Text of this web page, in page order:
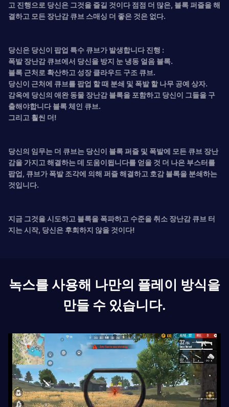
고 진행으로 당신은 그것을 즐길 것이다 점점 더 많은, 블록 퍼즐을 해
결하고 모든 장난감 큐브 스매싱 더 좋은 것은 없다.
당신은 당신이 팝업 특수 큐브가 발생합니다 진행 :
폭발 장난감 큐브에서 당신을 방지 눈 냉동 얼음 블록.
블록 근처로 확산하고 성장 클라우드 구조 큐브.
당신이 근처에 큐브를 팝업 할 때 분쇄 및 폭발 할 나무 공예 상자.
감옥에 당신의 애완 동물 장난감 블록을 포함하고 당신이 그들을 구
출해야합니다 블록 체인 큐브.
그리고 훨씬 더!
당신의 임무는 더 큐브는 당신이 블록 퍼즐 및 폭발에 모든 큐브 장난
감을 가지고 해결하는 데 도움이됩니다를 얻을 것 더 나은 부스터를
팝업, 큐브가 폭발 조각에 의해 퍼즐 해결하고 호감 블록을 분쇄하는
것입니다.
지금 그것을 시도하고 블록을 폭파하고 수준을 취소 장난감 큐브 터
지는 시작, 당신은 후회하지 않을 것이다!
녹스를 사용해 나만의 플레이 방식을
만들 수 있습니다.